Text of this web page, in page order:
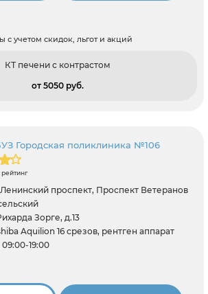
с учетом скидок, льгот и акций
КТ печени с контрастом
от 5050 pуб.
Городская поликлиника №106
проспект, Проспект Ветеранов
Зорге, д.13
Aquilion 16 срезов, рентген аппарат
09:00-19:00